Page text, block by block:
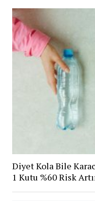
Diyet Kola Bile
1 Kutu %60 Risk